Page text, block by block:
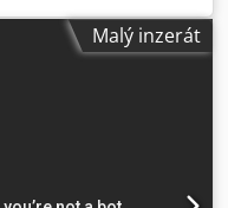
Malý inzerát